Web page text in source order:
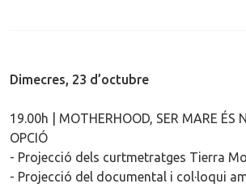
Dimecres, 23 d’octubre
19.00h | MOTHERHOOD, SER MARE ÉS
OPCIÓ
- Projecció dels curtmetratges Tierra
- Projecció del documental i col·loqui